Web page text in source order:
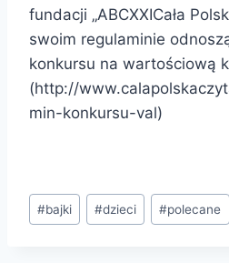
fundacji „ABCXXICała
swoim regulaminie
konkursu na wartościową
(http://
min-konkursu-val)
Tagi
wpisu:
#bajki #dzieci #polecane